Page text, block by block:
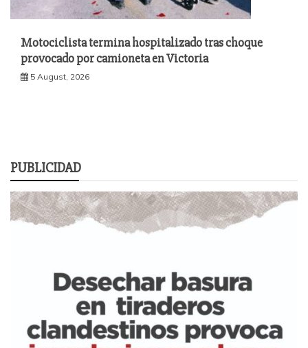
Motociclista termina hospitalizado tras choque
provocado por camioneta en Victoria
5 August, 2026
PUBLICIDAD